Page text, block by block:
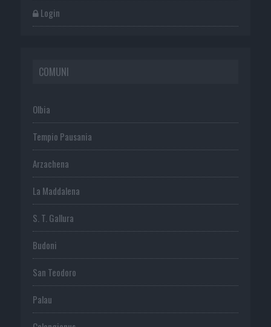
Login
COMUNI
Olbia
Tempio Pausania
Arzachena
La Maddalena
S. T. Gallura
Budoni
San Teodoro
Palau